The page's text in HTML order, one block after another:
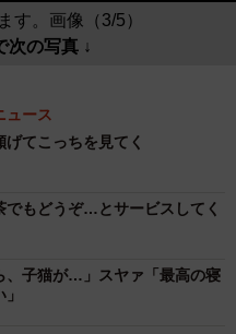
す。画像（3/5）
次の写真 ↓
ュース
げてこっちを見てく
でもどうぞ…とサービスしてく
、子猫が…」スヤァ「最高の寝